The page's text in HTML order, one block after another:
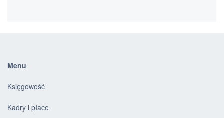
Menu
Księgowość
Kadry i płace